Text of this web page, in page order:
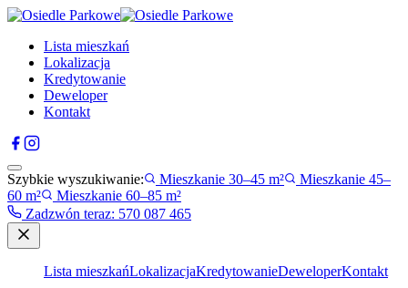
Lista mieszkań
Lokalizacja
Kredytowanie
Deweloper
Kontakt
Szybkie wyszukiwanie: Mieszkanie 30–45 m²
Mieszkanie 45–
60 m²
Mieszkanie 60–85 m²
Zadzwón teraz: 570 087 465
Lista mieszkańLokalizacjaKredytowanieDeweloperKontakt